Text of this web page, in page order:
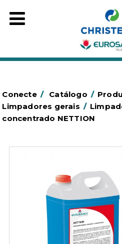
Conecte / Catálogo /
Limpadores gerais /
concentrado NETTION